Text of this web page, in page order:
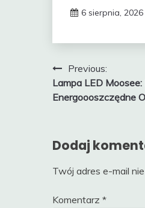
6 sierpnia, 2026
Nawigacja
wpisu
Previous:
Lampa LED
Energoooszczędne
Dodaj
Twój adres e-mail
Komentarz *